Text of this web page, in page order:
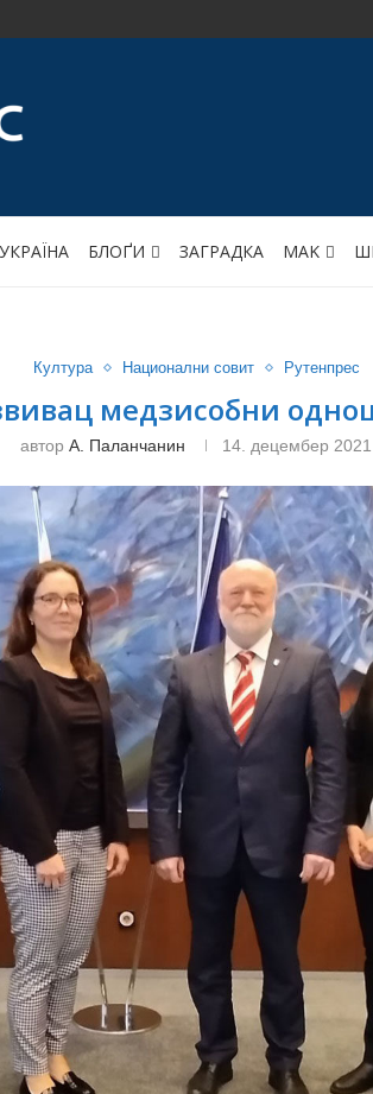
УКРАЇНА БЛОҐИ ЗАГРАДКА МАK
Култура Национални совит Рутенпрес
медзисобни
автор А. Паланчанин 14. децембер 2021